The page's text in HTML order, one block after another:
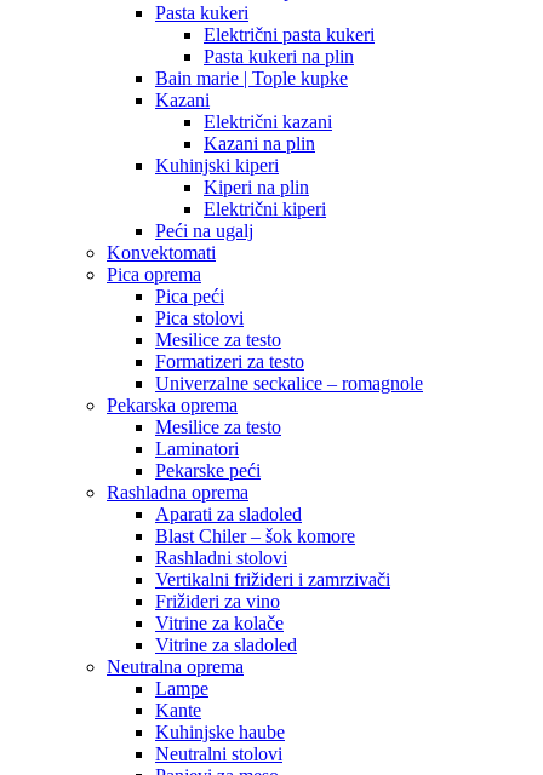
Pasta kukeri
Električni pasta kukeri
Pasta kukeri na plin
Bain marie | Tople kupke
Kazani
Električni kazani
Kazani na plin
Kuhinjski kiperi
Kiperi na plin
Električni kiperi
Peći na ugalj
Konvektomati
Pica oprema
Pica peći
Pica stolovi
Mesilice za testo
Formatizeri za testo
Univerzalne seckalice – romagnole
Pekarska oprema
Mesilice za testo
Laminatori
Pekarske peći
Rashladna oprema
Aparati za sladoled
Blast Chiler – šok komore
Rashladni stolovi
Vertikalni frižideri i zamrzivači
Frižideri za vino
Vitrine za kolače
Vitrine za sladoled
Neutralna oprema
Lampe
Kante
Kuhinjske haube
Neutralni stolovi